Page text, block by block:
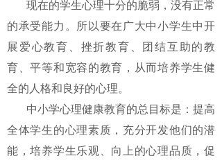
现在的学生心理十分的脆弱，没有正常
的承受能力。所以要在广大中小学生中开
展爱心教育、挫折教育、团结互助的教
育、平等和宽容的教育，从而培养学生健
全的人格和良好的心理。
中小学心理健康教育的总目标是：提高
全体学生的心理素质，充分开发他们的潜
能，培养学生乐观、向上的心理品质，促